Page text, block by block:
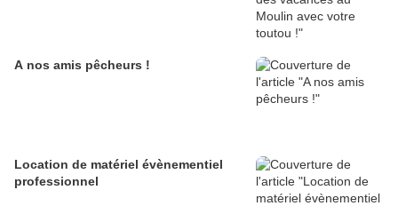
A nos amis pêcheurs !
Location de matériel évènementiel
professionnel